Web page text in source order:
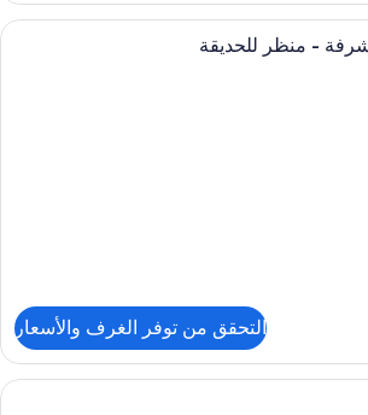
أغطية فراش متميزة وميني بار وخزنة
- منظر للحديقة
التحقق من توفر الغرف والأسعار
أغطية فراش متميزة وميني بار وخزنة